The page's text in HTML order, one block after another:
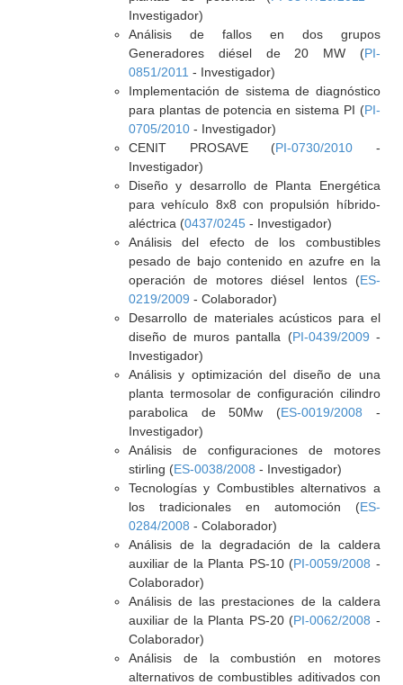
Investigador)
Análisis de fallos en dos grupos
Generadores diésel de 20 MW (PI-
0851/2011 - Investigador)
Implementación de sistema de diagnóstico
para plantas de potencia en sistema PI (PI-
0705/2010- Investigador)
CENIT PROSAVE (PI-0730/2010 -
Investigador)
Diseño y desarrollo de Planta Energética
para vehículo 8x8 con propulsión híbrido-
aléctrica (0437/0245- Investigador)
Análisis del efecto de los combustibles
pesado de bajo contenido en azufre en la
operación de motores diésel lentos (ES-
0219/2009 - Colaborador)
Desarrollo de materiales acústicos para el
diseño de muros pantalla (PI-0439/2009 -
Investigador)
Análisis y optimización del diseño de una
planta termosolar de configuración cilindro
parabolica de 50Mw (ES-0019/2008 -
Investigador)
Análisis de configuraciones de motores
stirling (ES-0038/2008 - Investigador)
Tecnologías y Combustibles alternativos a
los tradicionales en automoción (ES-
0284/2008 - Colaborador)
Análisis de la degradación de la caldera
auxiliar de la Planta PS-10 (PI-0059/2008 -
Colaborador)
Análisis de las prestaciones de la caldera
auxiliar de la Planta PS-20 (PI-0062/2008 -
Colaborador)
Análisis de la combustión en motores
alternativos de combustibles aditivados con